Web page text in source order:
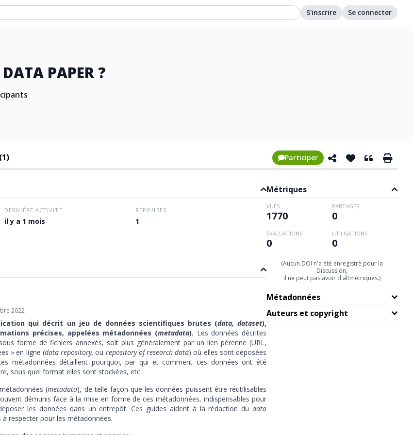
S'inscrire Se connecter
DATA PAPER ?
Participer
DERNIÈRE ACTIVITÉ
il y a 1 mois
RÉPONSES
1
2022
qui décrit un jeu de données scientifiques brutes (data, dataset),
précises, appelées métadonnées (metadata). Les données décrites
forme de fichiers annexés, soit plus généralement par un lien pérenne (URL,
» en ligne (data repository,ou repository of research data) où elles sont déposées
métadonnées détaillent pourquoi, par qui et comment ces données ont été
sous quel format elles sont stockées, etc.
(metadata), de telle façon que les données puissent être réutilisables
démunis face à la mise en forme de ces métadonnées, indispensables pour
les données dans un entrepôt. Ces guides aident à la rédaction du data
respecter pour les métadonnées.
Métriques
VUES
1770
PARTAGES
0
ÉVALUATIONS
0
UTILISATIONS
0
(Aucun DOI n'a été enregistré pour la
Discussion,
il ne peut pas avoir d'altmétriques.)
Métadonnées
Auteurs et copyright